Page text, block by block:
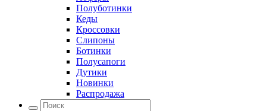
Полуботинки
Кеды
Кроссовки
Слипоны
Ботинки
Полусапоги
Дутики
Новинки
Распродажа